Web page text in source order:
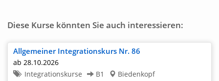
Diese Kurse könnten Sie auch interessieren:
Allgemeiner Integrationskurs Nr. 86
ab 28.10.2026
Integrationskurse
B1 Biedenkopf